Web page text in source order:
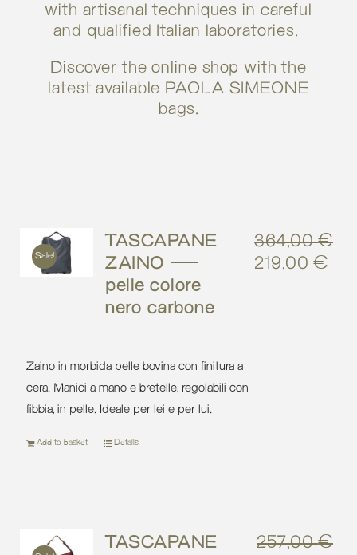
with artisanal techniques in careful
and qualified Italian laboratories.
Discover the online shop with the
latest available PAOLA SIMEONE
bags.
Sale!
TASCAPANE
ZAINO –
pelle colore
nero carbone
364,00€
Original
219,00€
Zaino in morbida pelle bovina con finitura a
cera. Manici a mano e bretelle, regolabili con
fibbia, in pelle. Ideale per lei e per lui.
Add to basket Details
TASCAPANE
257,00€